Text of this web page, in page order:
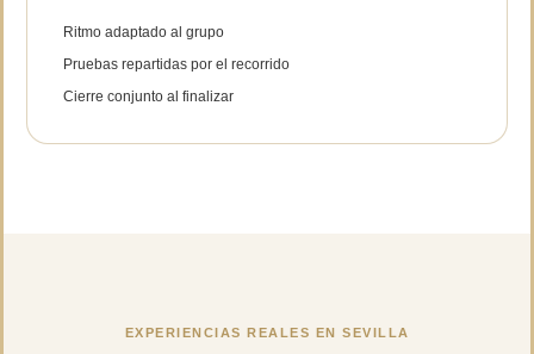
Ritmo adaptado al grupo
Pruebas repartidas por el recorrido
Cierre conjunto al finalizar
EXPERIENCIAS REALES EN SEVILLA